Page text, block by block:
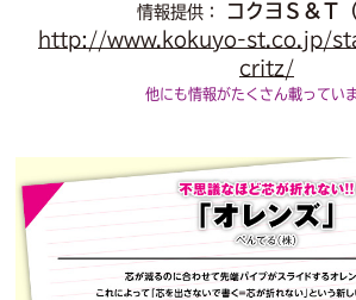
情報提供：
コクヨＳ＆Ｔ（
http://www.kokuyo-st.co.jp/
critz/
他にも情報がたくさん載っていま